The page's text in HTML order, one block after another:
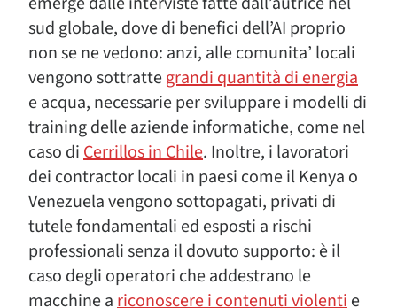
sud globale, dove di benefici dell’AI proprio
non se ne vedono: anzi, alle comunita’ locali
vengono sottrattegrandi quantità di energia
e acqua, necessarie per sviluppare i modelli di
training delle aziende informatiche, come nel
caso diCerrillos in Chile. Inoltre, i lavoratori
dei contractor locali in paesi come il Kenya o
Venezuela vengono sottopagati, privati di
tutele fondamentali ed esposti a rischi
professionali senza il dovuto supporto: è il
caso degli operatori che addestrano le
macchine ariconoscere i contenuti violentie